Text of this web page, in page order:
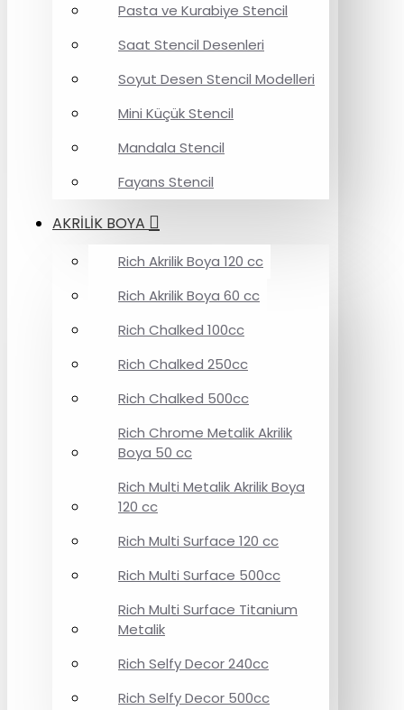
Pasta ve Kurabiye Stencil
Saat Stencil Desenleri
Soyut Desen Stencil Modelleri
Mini Küçük Stencil
Mandala Stencil
Fayans Stencil
AKRİLİK BOYA
Rich Akrilik Boya 120 cc
Rich Akrilik Boya 60 cc
Rich Chalked 100cc
Rich Chalked 250cc
Rich Chalked 500cc
Rich Chrome Metalik Akrilik
Boya 50 cc
Rich Multi Metalik Akrilik Boya
120 cc
Rich Multi Surface 120 cc
Rich Multi Surface 500cc
Rich Multi Surface Titanium
Metalik
Rich Selfy Decor 240cc
Rich Selfy Decor 500cc